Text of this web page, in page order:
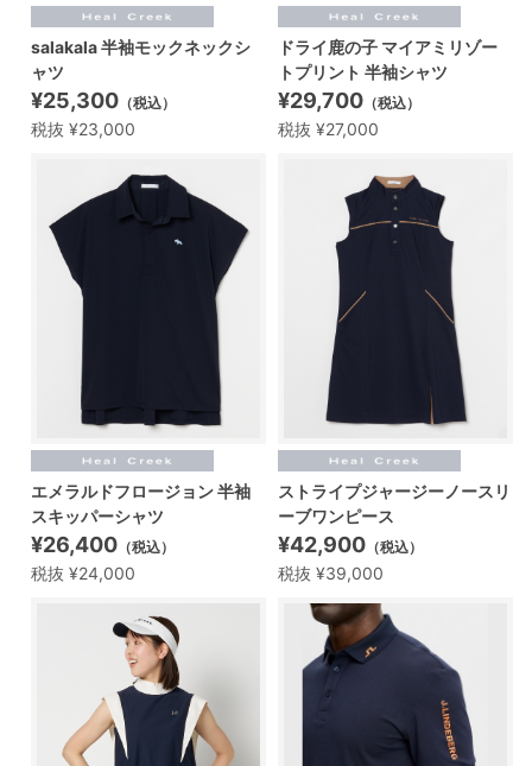
salakala 半袖モックネックシ
ャツ
¥25,300 （税込）
税抜 ¥23,000
ドライ鹿の子 マイアミリゾー
トプリント 半袖シャツ
¥29,700 （税込）
税抜 ¥27,000
エメラルドフロージョン 半袖
スキッパーシャツ
¥26,400 （税込）
税抜 ¥24,000
ストライプジャージーノースリ
ーブワンピース
¥42,900 （税込）
税抜 ¥39,000